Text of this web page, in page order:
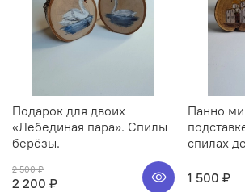
Подарок для двоих
«Лебединая пара». Спилы
берёзы.
2 500 ₽
2 200 ₽
Панно
спилах
1 500 ₽